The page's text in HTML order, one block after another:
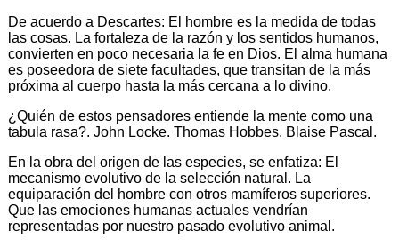
De acuerdo a Descartes: El hombre es la medida de todas
las cosas. La fortaleza de la razón y los sentidos humanos,
convierten en poco necesaria la fe en Dios. El alma humana
es poseedora de siete facultades, que transitan de la más
próxima al cuerpo hasta la más cercana a lo divino.
¿Quién de estos pensadores entiende la mente como una
tabula rasa?. John Locke. Thomas Hobbes. Blaise Pascal.
En la obra del origen de las especies, se enfatiza: El
mecanismo evolutivo de la selección natural. La
equiparación del hombre con otros mamíferos superiores.
Que las emociones humanas actuales vendrían
representadas por nuestro pasado evolutivo animal.